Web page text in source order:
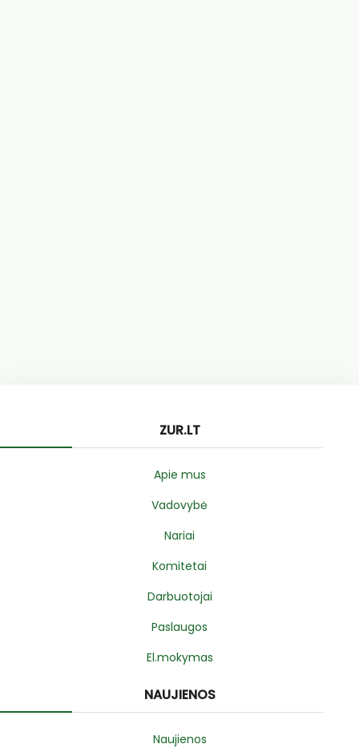
ZUR.LT
Apie mus
Vadovybė
Nariai
Komitetai
Darbuotojai
Paslaugos
El.mokymas
NAUJIENOS
Naujienos